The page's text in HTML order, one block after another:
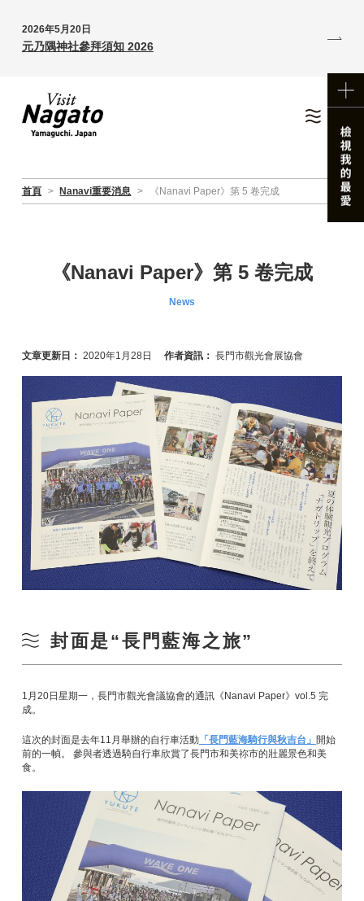
2026年5月20日
元乃隅神社參拜須知 2026
首頁 > Nanavi重要消息 > 《Nanavi Paper》第 5 卷完成
《Nanavi Paper》第 5 卷完成
News
文章更新日： 2020年1月28日 作者資訊： 長門市觀光會展協會
封面是“長門藍海之旅”
1月20日星期一，長門市觀光會議協會的通訊《Nanavi Paper》vol.5 完
成。
這次的封面是去年11月舉辦的自行車活動「長門藍海騎行與秋吉台」 開始
前的一幀。 參與者透過騎自行車欣賞了長門市和美祢市的壯麗景色和美
食。